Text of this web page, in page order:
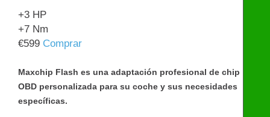
+3 HP
+7 Nm
€599 Comprar
Maxchip Flash es una adaptación profesional de chip
OBD personalizada para su coche y sus necesidades
específicas.